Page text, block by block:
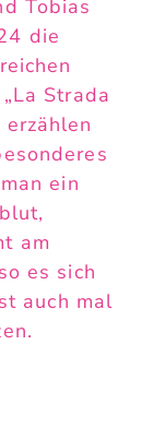
Tobias
die
Strada
erzählen
ein
am
es sich
auch mal